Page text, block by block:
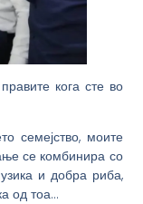
кога сте во
семејство, моите
се комбинира со
и добра риба,
од тоа…